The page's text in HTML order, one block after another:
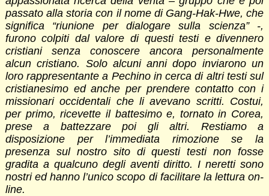
passato alla storia con il nome di Gang-Hak-Hwe, che
significa “riunione per dialogare sulla scienza” -,
furono colpiti dal valore di questi testi e divennero
cristiani senza conoscere ancora personalmente
alcun cristiano. Solo alcuni anni dopo inviarono un
loro rappresentante a Pechino in cerca di altri testi sul
cristianesimo ed anche per prendere contatto con i
missionari occidentali che li avevano scritti. Costui,
per primo, ricevette il battesimo e, tornato in Corea,
prese a battezzare poi gli altri. Restiamo a
disposizione per l’immediata rimozione se la
presenza sul nostro sito di questi testi non fosse
gradita a qualcuno degli aventi diritto. I neretti sono
nostri ed hanno l’unico scopo di facilitare la lettura on-
line.